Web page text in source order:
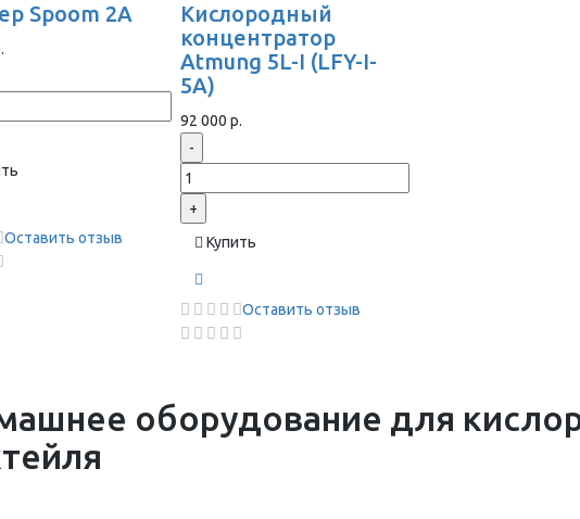
Spoom 2A
Оставить отзыв
Кислородный
концентратор
Atmung 5L-I (LFY-I-
5A)
92 000 р.
-
+
Купить
Оставить отзыв
оборудование для